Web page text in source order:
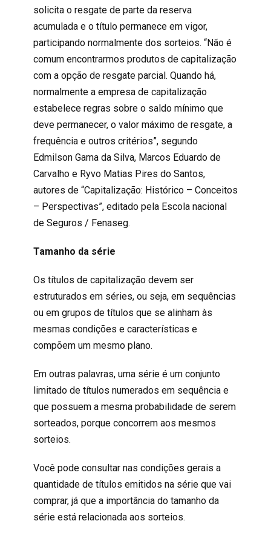
solicita o resgate de parte da reserva
acumulada e o título permanece em vigor,
participando normalmente dos sorteios. “Não é
comum encontrarmos produtos de capitalização
com a opção de resgate parcial. Quando há,
normalmente a empresa de capitalização
estabelece regras sobre o saldo mínimo que
deve permanecer, o valor máximo de resgate, a
frequência e outros critérios”, segundo
Edmilson Gama da Silva, Marcos Eduardo de
Carvalho e Ryvo Matias Pires do Santos,
autores de “Capitalização: Histórico – Conceitos
– Perspectivas”, editado pela Escola nacional
de Seguros / Fenaseg.
Tamanho da série
Os títulos de capitalização devem ser
estruturados em séries, ou seja, em sequências
ou em grupos de títulos que se alinham às
mesmas condições e características e
compõem um mesmo plano.
Em outras palavras, uma série é um conjunto
limitado de títulos numerados em sequência e
que possuem a mesma probabilidade de serem
sorteados, porque concorrem aos mesmos
sorteios.
Você pode consultar nas condições gerais a
quantidade de títulos emitidos na série que vai
comprar, já que a importância do tamanho da
série está relacionada aos sorteios.